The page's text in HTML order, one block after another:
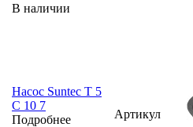
В наличии
Насос Suntec T 5
C 10 7
Подробнее
Артикул